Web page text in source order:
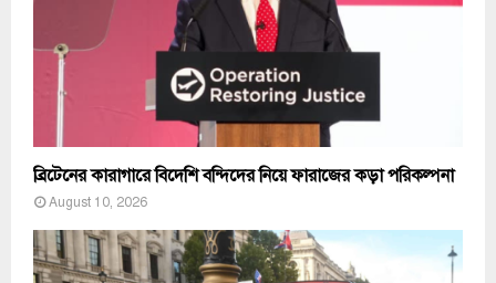
ব্রিটেনের কারাগারে বিদেশি বন্দিদের নিয়ে ফারাজের কড়া পরিকল্পনা
August 10, 2026